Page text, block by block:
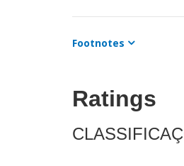
Footnotes
Ratings